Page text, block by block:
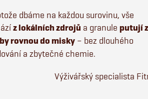
dbáme na každou surovinu, vše
z lokálních zdrojů a granule putují z
rovnou do misky – bez dlouhého
a zbytečné chemie.
Výživářský specialista